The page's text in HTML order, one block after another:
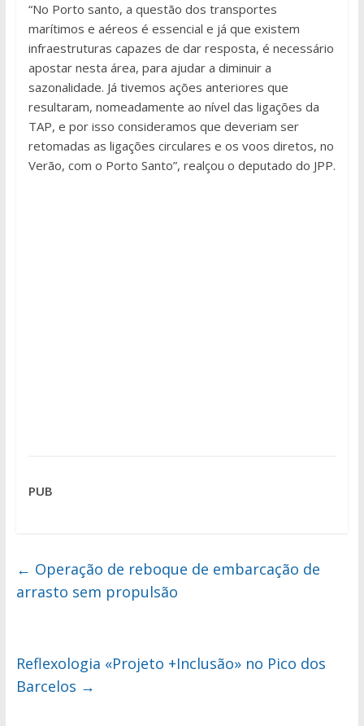
“No Porto santo, a questão dos transportes
marítimos e aéreos é essencial e já que existem
infraestruturas capazes de dar resposta, é necessário
apostar nesta área, para ajudar a diminuir a
sazonalidade. Já tivemos ações anteriores que
resultaram, nomeadamente ao nível das ligações da
TAP, e por isso consideramos que deveriam ser
retomadas as ligações circulares e os voos diretos, no
Verão, com o Porto Santo”, realçou o deputado do JPP.
PUB
← Operação de reboque de embarcação de
arrasto sem propulsão
Reflexologia «Projeto +Inclusão» no Pico dos
Barcelos →